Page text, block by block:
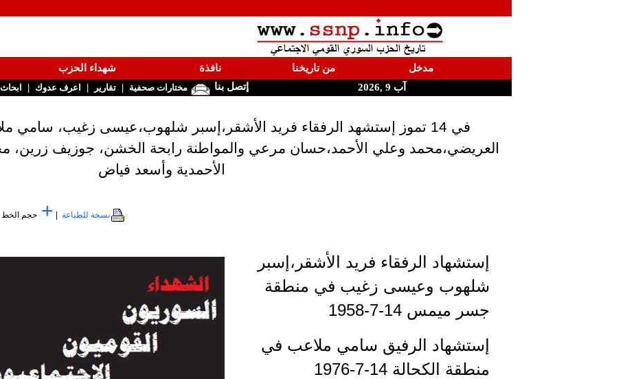
مدخل من تاريخنا نافذة شهداء الحزب
آب 9 ,2026
إتصل بنا مختارات صحفية | تقارير | اعرف عدوك |
في 14 تموز إستشهد الرفقاء فريد الأشقر،إسبر شلهوب،عيسى زغيب، سامي
العريضي،محمد وعلي الأحمد،حسان مرعي والمواطنة رابحة الخشن، جوزيف زرين،
الأحمدية وأسعد فياض
نسخة للطباعة + حجم الخط
إستشهاد الرفقاء فريد الأشقر،إسبر
شلهوب وعيسى زغيب في منطقة
جسر ميمس 14-7-1958
إستشهاد الرفيق سامي ملاعب في
منطقة الكحالة 14-7-1976